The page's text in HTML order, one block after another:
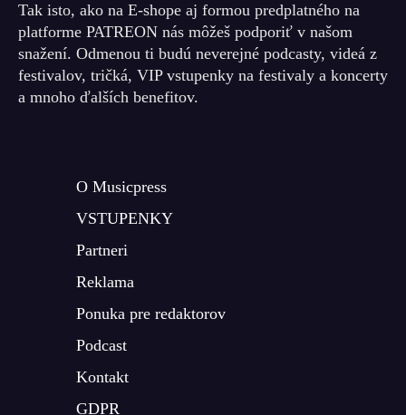
Tak isto, ako na E-shope aj formou predplatného na
platforme PATREON nás môžeš podporiť v našom
snažení. Odmenou ti budú neverejné podcasty, videá z
festivalov, tričká, VIP vstupenky na festivaly a koncerty
a mnoho ďalších benefitov.
O Musicpress
VSTUPENKY
Partneri
Reklama
Ponuka pre redaktorov
Podcast
Kontakt
GDPR